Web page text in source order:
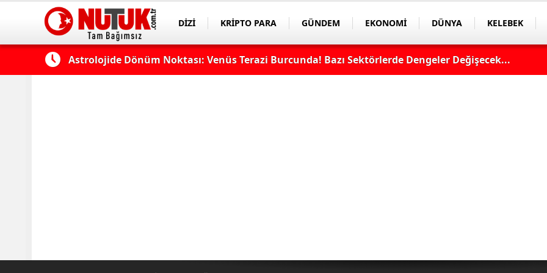
DİZİ KRİPTO PARA GÜNDEM EKONOMİ DÜNYA KELEBEK
Hradec Kralove - Beşiktaş Maçı Hangi Kanalda, Saat Kaçta, Şifresiz Mi? Avrupa Ligi 3. Ön Eleme Maçı